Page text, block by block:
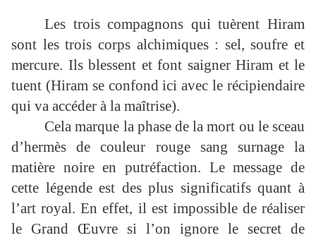
Les trois compagnons qui tuèrent Hiram
sont les trois corps alchimiques : sel, soufre et
mercure. Ils blessent et font saigner Hiram et le
tuent (Hiram se confond ici avec le récipiendaire
qui va accéder à la maîtrise).
Cela marque la phase de la mort ou le sceau
d’hermès de couleur rouge sang surnage la
matière noire en putréfaction. Le message de
cette légende est des plus significatifs quant à
l’art royal. En effet, il est impossible de réaliser
le Grand Œuvre si l’on ignore le secret de